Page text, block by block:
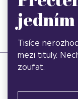
jedním
Tisíce
mezi tituly.
zoufat.